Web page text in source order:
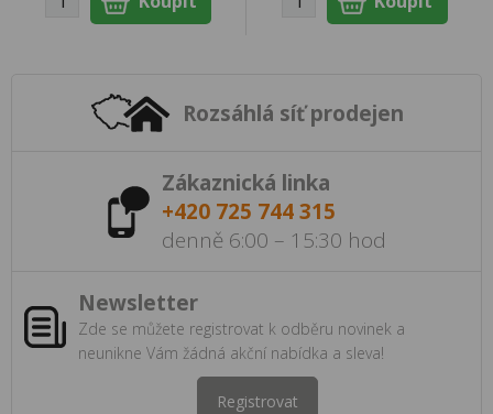
Rozsáhlá síť prodejen
Zákaznická linka
+420 725 744 315
denně 6:00 – 15:30 hod
Newsletter
Zde se můžete registrovat k odběru novinek a
neunikne Vám žádná akční nabídka a sleva!
Registrovat